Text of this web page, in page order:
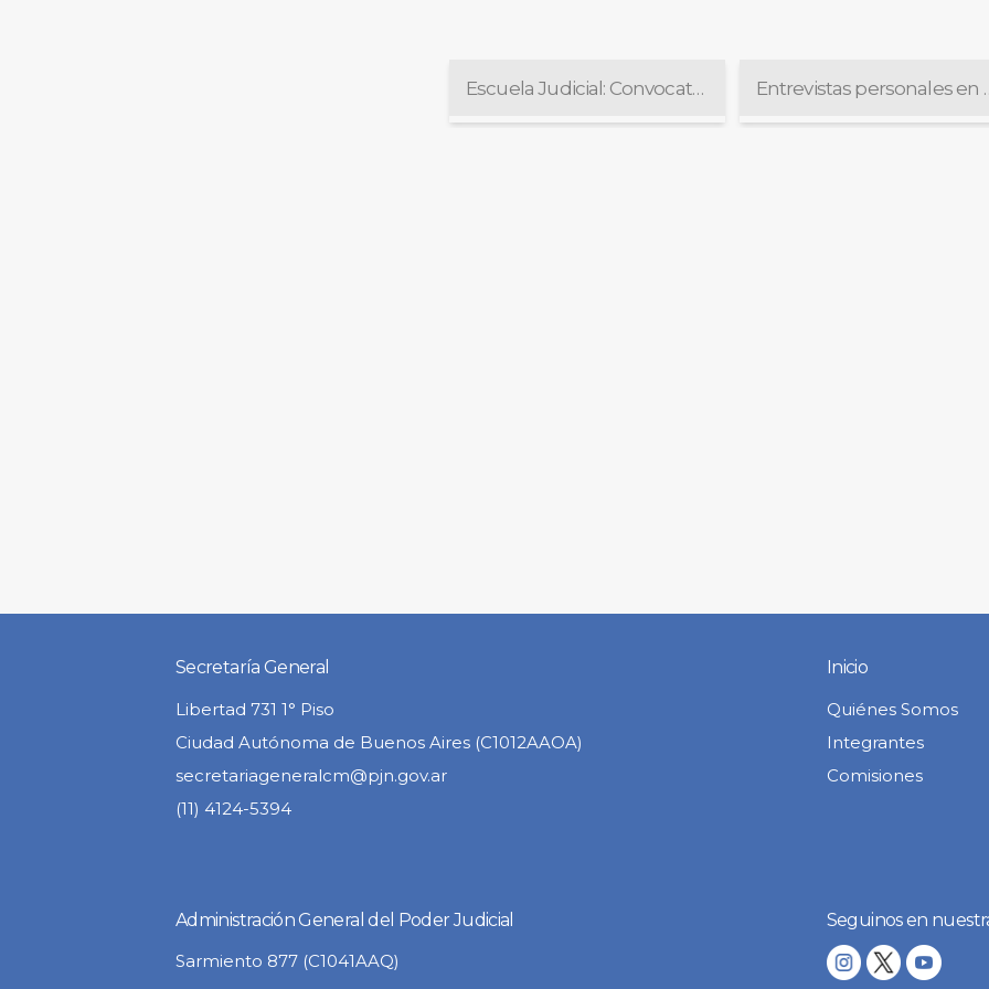
Escuela Judicial: Convocatoria a docentes y asesores/as pedagógicos/as para PROFAMAG Entrevistas
Secretaría General
Libertad 731 1° Piso
Ciudad Autónoma de Buenos Aires (C1012AAOA)
secretariageneralcm@pjn.gov.ar
(11) 4124-5394
Inicio
Quiénes Somos
Integrantes
Comisiones
Administración General del Poder Judicial
Sarmiento 877 (C1041AAQ)
Seguinos en